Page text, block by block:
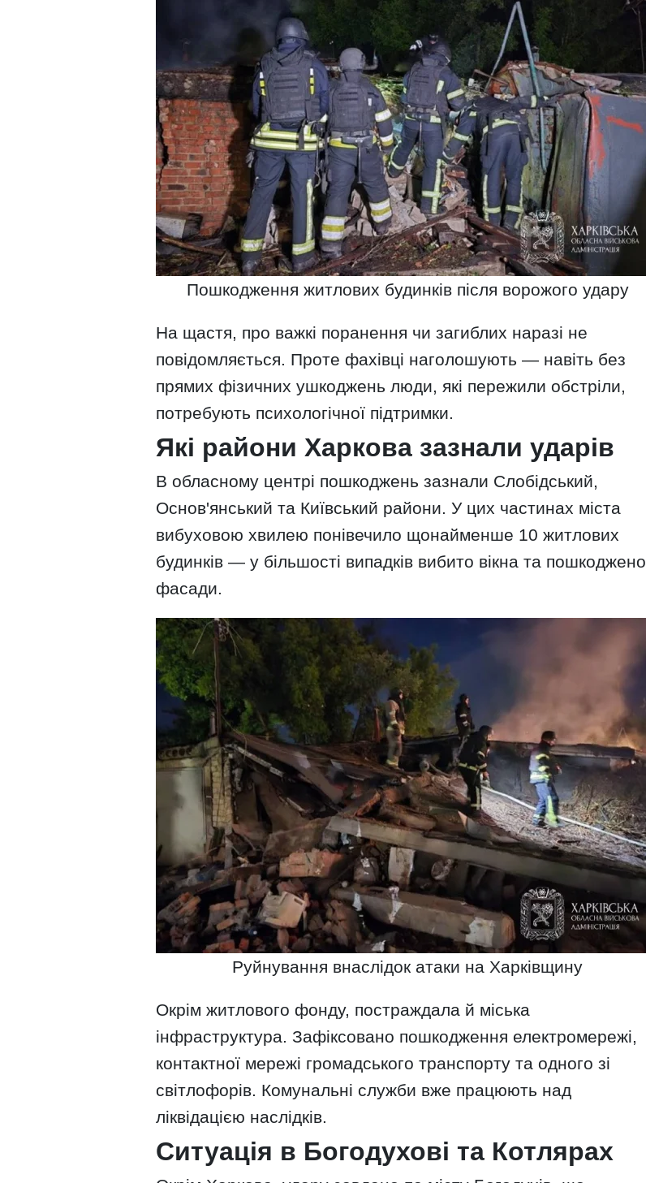
Пошкодження житлових будинків після ворожого удару
На щастя, про важкі поранення чи загиблих наразі не
повідомляється. Проте фахівці наголошують — навіть без
прямих фізичних ушкоджень люди, які пережили обстріли,
потребують психологічної підтримки.
Які райони Харкова зазнали ударів
В обласному центрі пошкоджень зазнали Слобідський,
Основ'янський та Київський райони. У цих частинах міста
вибуховою хвилею понівечило щонайменше 10 житлових
будинків — у більшості випадків вибито вікна та пошкоджено
фасади.
Руйнування внаслідок атаки на Харківщину
Окрім житлового фонду, постраждала й міська
інфраструктура. Зафіксовано пошкодження електромережі,
контактної мережі громадського транспорту та одного зі
світлофорів. Комунальні служби вже працюють над
ліквідацією наслідків.
Ситуація в Богодухові та Котлярах